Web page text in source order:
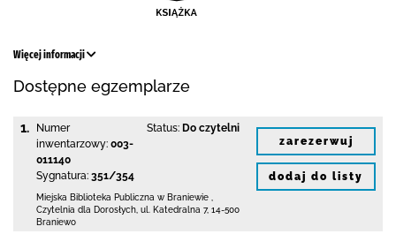
Więcej informacji
Dostępne egzemplarze
1.
Numer
inwentarzowy: 003-
011140
Sygnatura: 351/354
Status: Do czytelni
Miejska Biblioteka Publiczna w Braniewie
Czytelnia dla Dorosłych, ul. Katedralna 7, 14-500
Braniewo
zarezerwuj
dodaj do listy